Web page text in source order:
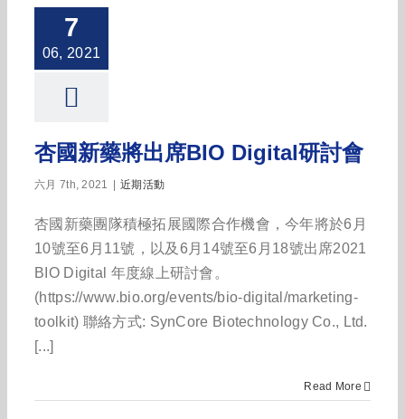
7
06, 2021
杏國新藥將出席BIO Digital研討會
六月 7th, 2021 | 近期活動
杏國新藥團隊積極拓展國際合作機會，今年將於6月
10號至6月11號，以及6月14號至6月18號出席2021
BIO Digital 年度線上研討會。
(https://www.bio.org/events/bio-digital/marketing-
toolkit) 聯絡方式: SynCore Biotechnology Co., Ltd.
[...]
Read More